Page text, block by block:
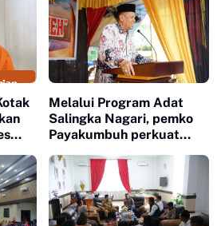
Melalui Program Adat
Salingka Nagari, pemko
Payakumbuh perkuat
Budaya Minangkabau